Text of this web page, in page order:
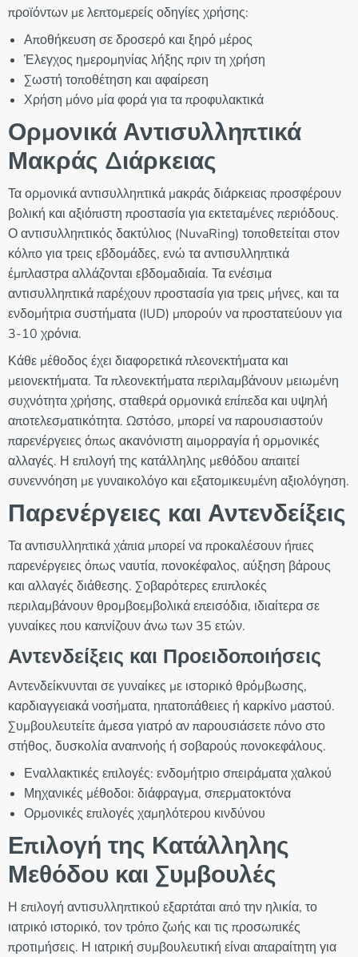
προϊόντων με λεπτομερείς οδηγίες χρήσης:
Αποθήκευση σε δροσερό και ξηρό μέρος
Έλεγχος ημερομηνίας λήξης πριν τη χρήση
Σωστή τοποθέτηση και αφαίρεση
Χρήση μόνο μία φορά για τα προφυλακτικά
Ορμονικά Αντισυλληπτικά
Μακράς Διάρκειας
Τα ορμονικά αντισυλληπτικά μακράς διάρκειας προσφέρουν
βολική και αξιόπιστη προστασία για εκτεταμένες περιόδους.
Ο αντισυλληπτικός δακτύλιος (NuvaRing) τοποθετείται στον
κόλπο για τρεις εβδομάδες, ενώ τα αντισυλληπτικά
έμπλαστρα αλλάζονται εβδομαδιαία. Τα ενέσιμα
αντισυλληπτικά παρέχουν προστασία για τρεις μήνες, και τα
ενδομήτρια συστήματα (IUD) μπορούν να προστατεύουν για
3-10 χρόνια.
Κάθε μέθοδος έχει διαφορετικά πλεονεκτήματα και
μειονεκτήματα. Τα πλεονεκτήματα περιλαμβάνουν μειωμένη
συχνότητα χρήσης, σταθερά ορμονικά επίπεδα και υψηλή
αποτελεσματικότητα. Ωστόσο, μπορεί να παρουσιαστούν
παρενέργειες όπως ακανόνιστη αιμορραγία ή ορμονικές
αλλαγές. Η επιλογή της κατάλληλης μεθόδου απαιτεί
συνεννόηση με γυναικολόγο και εξατομικευμένη αξιολόγηση.
Παρενέργειες και Αντενδείξεις
Τα αντισυλληπτικά χάπια μπορεί να προκαλέσουν ήπιες
παρενέργειες όπως ναυτία, πονοκέφαλος, αύξηση βάρους
και αλλαγές διάθεσης. Σοβαρότερες επιπλοκές
περιλαμβάνουν θρομβοεμβολικά επεισόδια, ιδιαίτερα σε
γυναίκες που καπνίζουν άνω των 35 ετών.
Αντενδείξεις και Προειδοποιήσεις
Αντενδείκνυνται σε γυναίκες με ιστορικό θρόμβωσης,
καρδιαγγειακά νοσήματα, ηπατοπάθειες ή καρκίνο μαστού.
Συμβουλευτείτε άμεσα γιατρό αν παρουσιάσετε πόνο στο
στήθος, δυσκολία αναπνοής ή σοβαρούς πονοκεφάλους.
Εναλλακτικές επιλογές: ενδομήτριο σπειράματα χαλκού
Μηχανικές μέθοδοι: διάφραγμα, σπερματοκτόνα
Ορμονικές επιλογές χαμηλότερου κινδύνου
Επιλογή της Κατάλληλης
Μεθόδου και Συμβουλές
Η επιλογή αντισυλληπτικού εξαρτάται από την ηλικία, το
ιατρικό ιστορικό, τον τρόπο ζωής και τις προσωπικές
προτιμήσεις. Η ιατρική συμβουλευτική είναι απαραίτητη για